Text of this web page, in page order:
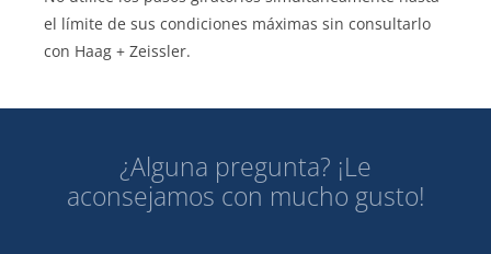
el límite de sus condiciones máximas sin consultarlo
con Haag + Zeissler.
¿Alguna pregunta? ¡Le
aconsejamos con mucho gusto!